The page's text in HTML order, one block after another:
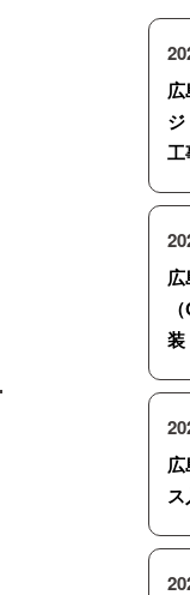
工
広
装
広